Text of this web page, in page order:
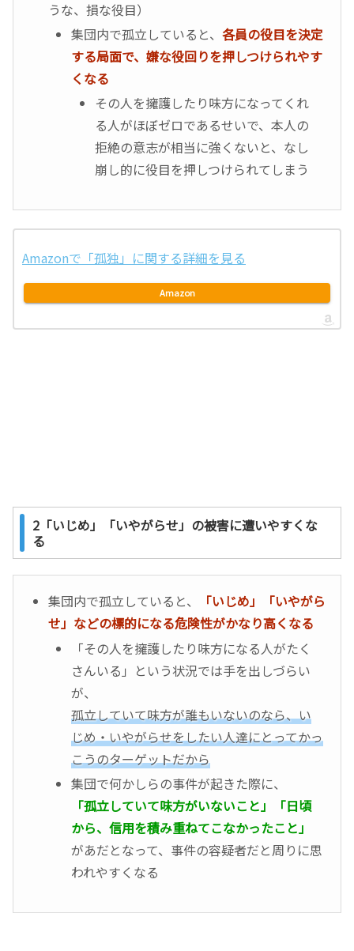
うな、損な役目）
集団内で孤立していると、各員の役目を決定
する局面で、嫌な役回りを押しつけられやす
くなる
その人を擁護したり味方になってくれ
る人がほぼゼロであるせいで、本人の
拒絶の意志が相当に強くないと、なし
崩し的に役目を押しつけられてしまう
Amazonで「孤独」に関する詳細を見る
Amazon
2「いじめ」「いやがらせ」の被害に遭いやすくな
る
集団内で孤立していると、
「いじめ」「いやがら
せ」などの標的になる危険性がかなり高くなる
「その人を擁護したり味方になる人がたく
さんいる」という状況では手を出しづらい
が、
孤立していて味方が誰もいないのなら、い
じめ・いやがらせをしたい人達にとってかっ
こうのターゲットだから
集団で何かしらの事件が起きた際に、
「孤立していて味方がいないこと」「日頃
から、信用を積み重ねてこなかったこと」
があだとなって、事件の容疑者だと周りに思
われやすくなる